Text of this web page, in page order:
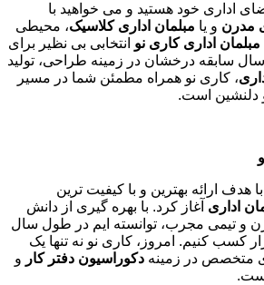
اداری خود هستید و می خواهید با
مدرن و یا مبلمان اداری کلاسیک، محیطی
مبلمان اداری کاری نو انتخابی بی نظیر برای
شماست. با بیش از 25 سال سابقه درخشان در زمینه طراحی، تولید
، کاری نو همراه مطمئن شما در مسیر
دلنشین است.
هدف ارائه بهترین و با کیفیت ترین
اداری آغاز کرد. با بهره گیری از دانش
و تیمی مجرب، توانسته ایم در طول سال
کسب کنیم. امروز، کاری نو نه تنها یک
متخصص در زمینه دکوراسیون دفتر کار و
.